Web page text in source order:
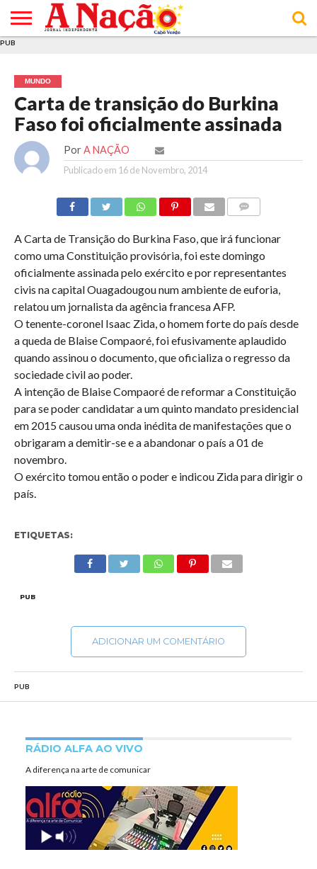
E DE
COOKIES
DE
UTILIZAÇÃO
PUB
MUNDO
Carta de transição do Burkina
Faso foi oficialmente assinada
Por A NAÇÃO
Publicado em 16 de Novembro, 2014
A Carta de Transição do Burkina Faso, que irá funcionar
como uma Constituição provisória, foi este domingo
oficialmente assinada pelo exército e por representantes
civis na capital Ouagadougou num ambiente de euforia,
relatou um jornalista da agência francesa AFP.
O tenente-coronel Isaac Zida, o homem forte do país desde
a queda de Blaise Compaoré, foi efusivamente aplaudido
quando assinou o documento, que oficializa o regresso da
sociedade civil ao poder.
A intenção de Blaise Compaoré de reformar a Constituição
para se poder candidatar a um quinto mandato presidencial
em 2015 causou uma onda inédita de manifestações que o
obrigaram a demitir-se e a abandonar o país a 01 de
novembro.
O exército tomou então o poder e indicou Zida para dirigir o
país.
ETIQUETAS:
PUB
ADICIONAR UM COMENTÁRIO
PUB
RÁDIO ALFA AO VIVO
A diferença na arte de comunicar